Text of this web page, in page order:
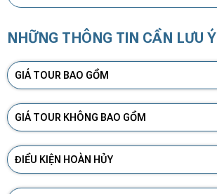
NHỮNG THÔNG TIN CẦN LƯU Ý
GIÁ TOUR BAO GỒM
GIÁ TOUR KHÔNG BAO GỒM
ĐIỀU KIỆN HOÀN HỦY